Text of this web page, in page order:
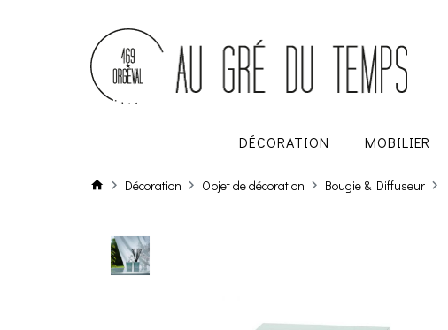
DÉCORATION MOBILIER
Décoration Objet de décoration Bougie & Diffuseur